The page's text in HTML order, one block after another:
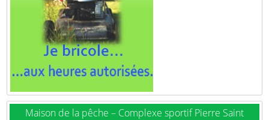
Maison de la pêche – Complexe sportif Pierre Saint